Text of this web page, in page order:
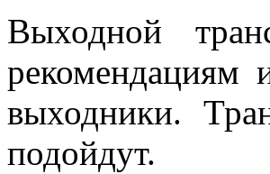
Выходной
рекомендациям
выходники.
подойдут.